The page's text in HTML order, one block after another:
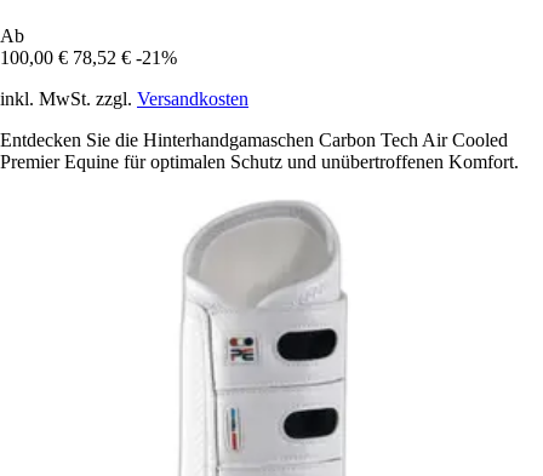
Ab
100,00 € 78,52 € -21%
inkl. MwSt. zzgl. Versandkosten
Entdecken Sie die Hinterhandgamaschen Carbon Tech Air Cooled
Premier Equine für optimalen Schutz und unübertroffenen Komfort.